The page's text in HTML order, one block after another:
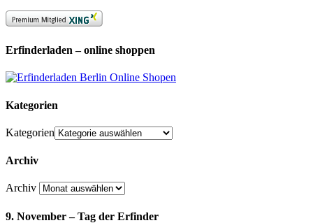
Erfinderladen – online shoppen
Kategorien
Kategorien
Archiv
Archiv
9. November – Tag der Erfinder